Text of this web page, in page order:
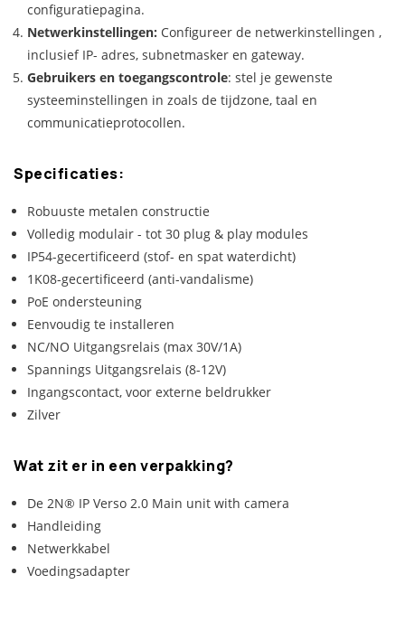
configuratiepagina.
Netwerkinstellingen: Configureer de netwerkinstellingen ,
inclusief IP- adres, subnetmasker en gateway.
Gebruikers en toegangscontrole: stel je gewenste
systeeminstellingen in zoals de tijdzone, taal en
communicatieprotocollen.
Specificaties:
Robuuste metalen constructie
Volledig modulair - tot 30 plug & play modules
IP54-gecertificeerd (stof- en spat waterdicht)
1K08-gecertificeerd (anti-vandalisme)
PoE ondersteuning
Eenvoudig te installeren
NC/NO Uitgangsrelais (max 30V/1A)
Spannings Uitgangsrelais (8-12V)
Ingangscontact, voor externe beldrukker
Zilver
Wat zit er in een verpakking?
De 2N® IP Verso 2.0 Main unit with camera
Handleiding
Netwerkkabel
Voedingsadapter